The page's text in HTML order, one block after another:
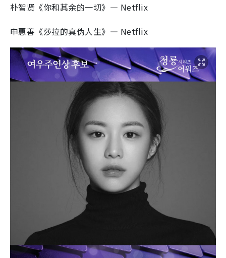
朴智贤《你和其余的一切》— Netflix
申惠善《莎拉的真伪人生》— Netflix